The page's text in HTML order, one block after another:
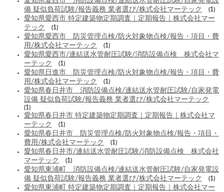
備 疑似負荷試験/報告義務 業者選び/株式会社マーテック
(1)
愛知県愛西市 特定建築物定期調査｜定期報告｜株式会社マー
テック
(1)
愛知県愛西市 防災管理点検/防火対象物点検/報告・項目・費
用/株式会社マーテック
(1)
愛知県愛西市/連結送水管耐圧試験/消防設備点検 株式会社マ
ーテック
(1)
愛知県日進市 防災管理点検/防火対象物点検/報告・項目・費
用/株式会社マーテック
(1)
愛知県春日井市 消防設備点検/連結送水管耐圧試験/自家発電
設備 疑似負荷試験/報告義務 業者選び/株式会社マーテック
(1)
愛知県春日井市 特定建築物定期調査｜定期報告｜株式会社マ
ーテック
(1)
愛知県春日井市 防災管理点検/防火対象物点検/報告・項目・
費用/株式会社マーテック
(1)
愛知県春日井市/連結送水管耐圧試験/消防設備点検 株式会社
マーテック
(1)
愛知県東浦町 消防設備点検/連結送水管耐圧試験/自家発電設
備 疑似負荷試験/報告義務 業者選び/株式会社マーテック
(1)
愛知県東浦町 特定建築物定期調査｜定期報告｜株式会社マー